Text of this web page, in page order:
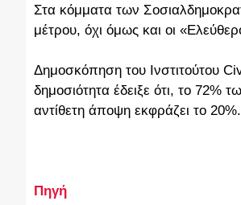
Στα κόμματα των
μέτρου, όχι όμως και οι
Δημοσκόπηση του Ινστιτούτου
δημοσιότητα έδειξε ότι, το
αντίθετη άποψη εκφράζει το 20%.
Πηγή